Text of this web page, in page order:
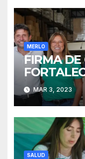
MERLO
FIRMA DE
MAR 3, 2023
SALUD